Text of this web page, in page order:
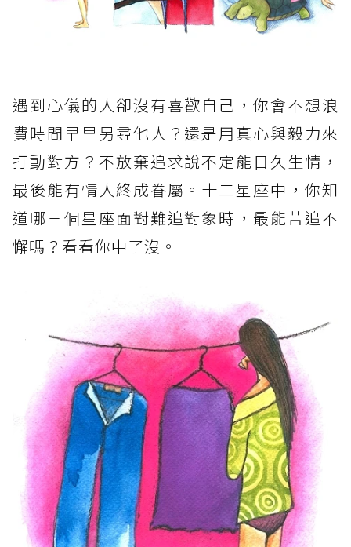
遇到心儀的人卻沒有喜歡自己，你會不想浪
費時間早早另尋他人？還是用真心與毅力來
打動對方？不放棄追求說不定能日久生情，
最後能有情人終成眷屬。十二星座中，你知
道哪三個星座面對難追對象時，最能苦追不
懈嗎？看看你中了沒。